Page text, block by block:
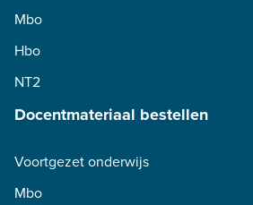
Mbo
Hbo
NT2
Docentmateriaal bestellen
Voortgezet onderwijs
Mbo